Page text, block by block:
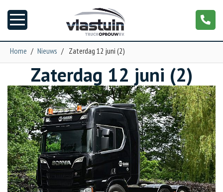
Nieuws
Truckopbouw
Garage
Trailers
Torpedo
Home / Nieuws / Zaterdag 12 juni (2)
Zaterdag 12 juni (2)